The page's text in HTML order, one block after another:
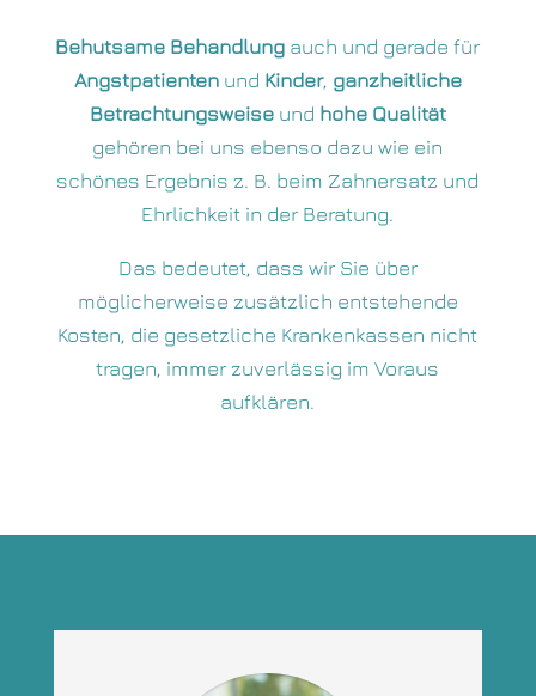
Behutsame Behandlung auch und gerade für
Angstpatientenund Kinder, ganzheitliche
Betrachtungsweiseund hohe Qualität
gehören bei uns ebenso dazu wie ein
schönes Ergebnis z. B. beim Zahnersatz und
Ehrlichkeit in der Beratung.
Das bedeutet, dass wir Sie über
möglicherweise zusätzlich entstehende
Kosten, die gesetzliche Krankenkassen nicht
tragen, immer zuverlässig im Voraus
aufklären.